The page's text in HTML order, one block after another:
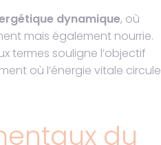
dynamique, où
mais également nourrie.
termes souligne l’objectif
où l’énergie vitale circule
du